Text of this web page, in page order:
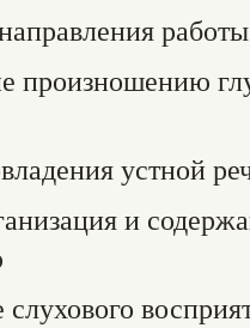
произношению
устной
и
слухового